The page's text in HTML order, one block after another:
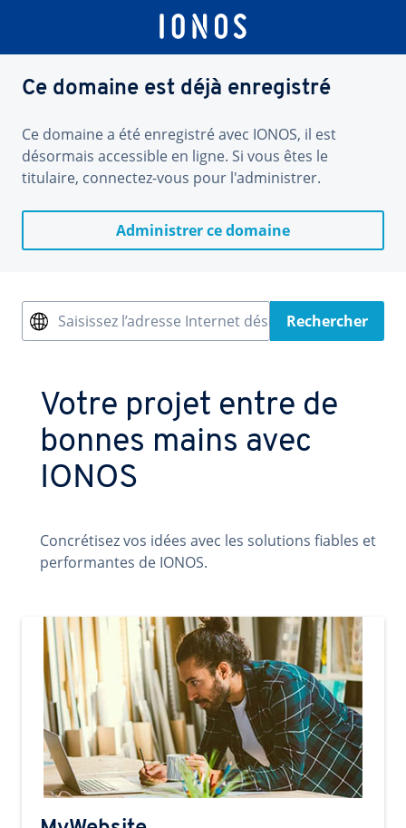
Ce domaine est déjà enregistré
Ce domaine a été enregistré avec IONOS, il est
désormais accessible en ligne. Si vous êtes le
titulaire, connectez-vous pour l'administrer.
Administrer ce domaine
Saisissez l’adresse Internet désiréeRechercher
Votre projet entre de
bonnes mains avec
IONOS
Concrétisez vos idées avec les solutions fiables et
performantes de IONOS.